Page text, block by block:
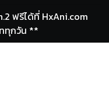
ฟรีได้ที่ HxAni.com
ทุกวัน **